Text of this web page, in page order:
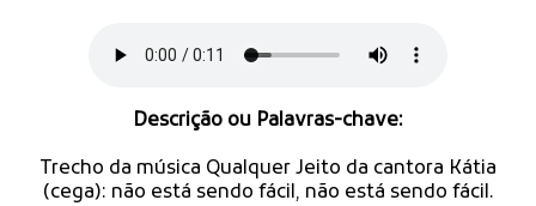
Descrição ou Palavras-chave:
Trecho da música Qualquer Jeito da cantora Kátia
(cega): não está sendo fácil, não está sendo fácil.